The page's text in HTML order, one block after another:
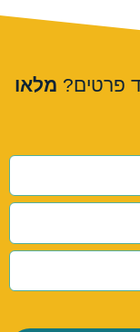
פרטים? מלאו